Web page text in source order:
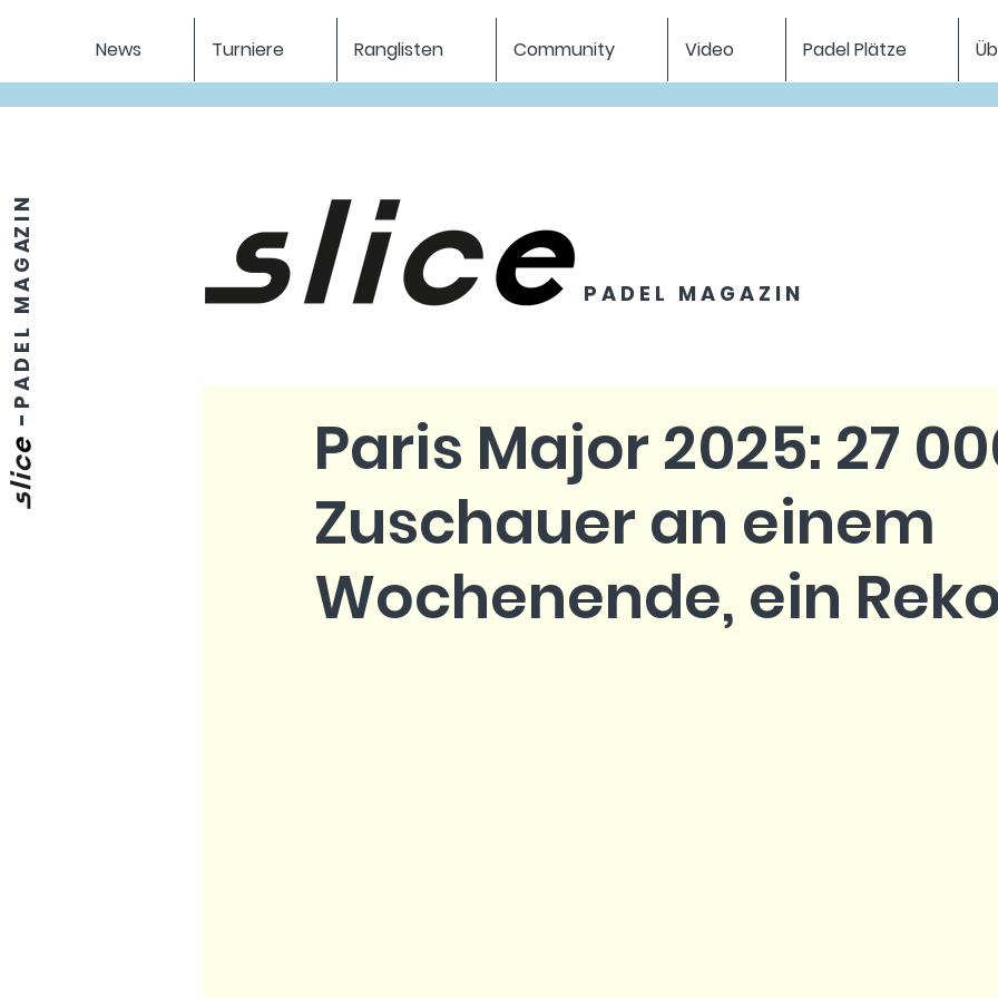
-
P A D E L M A G AZ I N
News Turniere Ranglisten Community Video Padel Plätze
P A D E L M A G A Z I N
Paris Major 2025: 27
Zuschauer an einem
Wochenende, ein